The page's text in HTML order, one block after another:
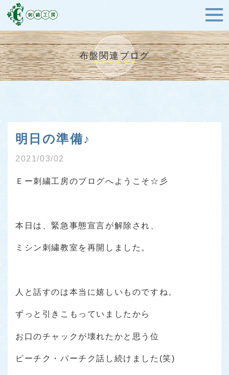
布盤関連ブログ
明日の準備♪
2021/03/02
Ｅー刺繍工房のブログへようこそ☆彡
本日は、緊急事態宣言が解除され、
ミシン刺繍教室を再開しました。
人と話すのは本当に嬉しいものですね。
ずっと引きこもっていましたから
お口のチャックが壊れたかと思う位
ピーチク・パーチク話し続けました(笑)